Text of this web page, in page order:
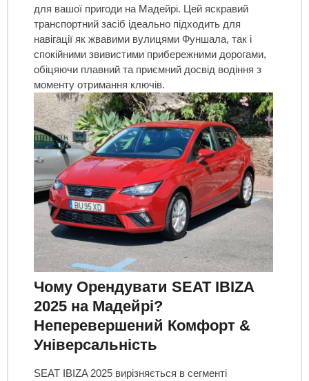
для вашої пригоди на Мадейрі. Цей яскравий
транспортний засіб ідеально підходить для
навігації як жвавими вулицями Фуншала, так і
спокійними звивистими прибережними дорогами,
обіцяючи плавний та приємний досвід водіння з
моменту отримання ключів.
Чому Орендувати SEAT IBIZA
2025 на Мадейрі?
Неперевершений Комфорт &
Універсальність
SEAT IBIZA 2025 вирізняється в сегменті